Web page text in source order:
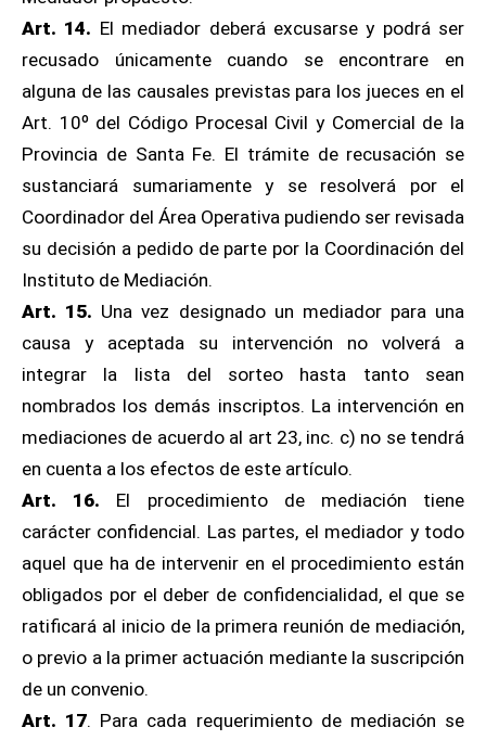
Art. 14. El mediador deberá excusarse y podrá ser
recusado únicamente cuando se encontrare en
alguna de las causales previstas para los jueces en el
Art. 10º del Código Procesal Civil y Comercial de la
Provincia de Santa Fe. El trámite de recusación se
sustanciará sumariamente y se resolverá por el
Coordinador del Área Operativa pudiendo ser revisada
su decisión a pedido de parte por la Coordinación del
Instituto de Mediación.
Art. 15. Una vez designado un mediador para una
causa y aceptada su intervención no volverá a
integrar la lista del sorteo hasta tanto sean
nombrados los demás inscriptos. La intervención en
mediaciones de acuerdo al art 23, inc. c) no se tendrá
en cuenta a los efectos de este artículo.
Art. 16. El procedimiento de mediación tiene
carácter confidencial. Las partes, el mediador y todo
aquel que ha de intervenir en el procedimiento están
obligados por el deber de confidencialidad, el que se
ratificará al inicio de la primera reunión de mediación,
o previo a la primer actuación mediante la suscripción
de un convenio.
Art. 17. Para cada requerimiento de mediación se